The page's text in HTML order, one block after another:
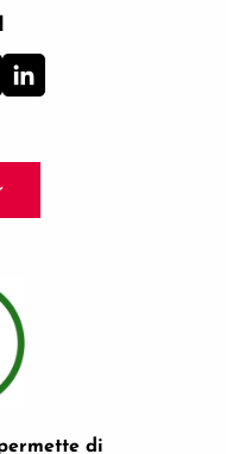
di